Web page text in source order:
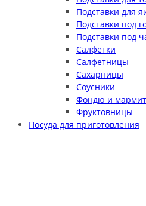
Подставки для
Подставки под
Подставки под
Салфетки
Салфетницы
Сахарницы
Соусники
Фондю и
Фруктовницы
Посуда для приготовления